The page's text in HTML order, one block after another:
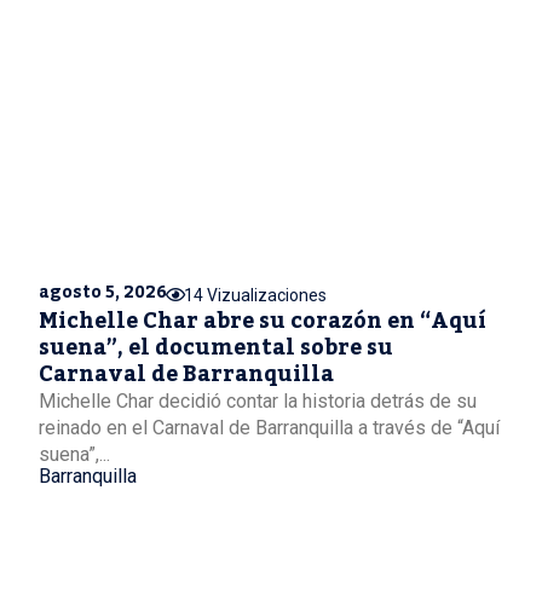
agosto 5, 2026 14 Vizualizaciones
Michelle Char abre su corazón en “Aquí
suena”, el documental sobre su
Carnaval de Barranquilla
Michelle Char decidió contar la historia detrás de su
reinado en el Carnaval de Barranquilla a través de “Aquí
suena”,...
Barranquilla